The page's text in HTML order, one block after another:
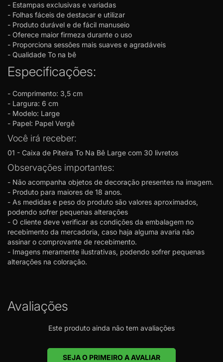
- Estampas exclusivas e variadas
- Folhas fáceis de destacar e utilizar
- Produto durável e de fácil manuseio
- Oferece maior firmeza durante o uso
- Proporciona sessões mais suaves e agradáveis
- Qualidade To na bê
Especificações:
- Comprimento: 3,5 cm
- Largura: 6 cm
- Modelo: Large
- Papel: Papel Vergê
Você irá receber:
01 - Caixa de Piteira To Na Bê Large com 30 livretos
Observações importantes:
- Não acompanha objetos de decoração presentes na imagem.
- Produto para maiores de 18 anos.
- As medidas e peso do produto são valores aproximados,
podendo sofrer pequenas alterações
- O cliente deve verificar as condições da embalagem no
recebimento da mercadoria, caso haja alguma avaria não
assinar o comprovante de recebimento.
- Imagens meramente ilustrativas, podendo sofrer pequenas
alterações na coloração.
Avaliações
Este produto ainda não tem avaliações
SEJA O PRIMEIRO A AVALIAR